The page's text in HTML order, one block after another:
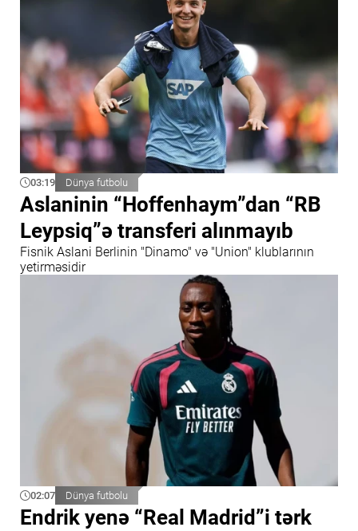
03:19 Dünya futbolu
Aslaninin “Hoffenhaym”dan “RB
Leypsiq”ə transferi alınmayıb
Fisnik Aslani Berlinin "Dinamo" və "Union" klublarının
yetirməsidir
02:07 Dünya futbolu
Endrik yenə “Real Madrid”i tərk